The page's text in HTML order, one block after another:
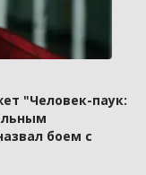
"Человек-паук:
боем с